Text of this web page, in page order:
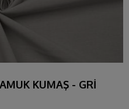
KUMAŞ - GRİ